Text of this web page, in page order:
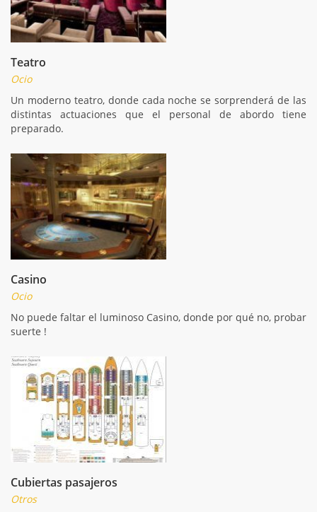
Teatro
Ocio
Un moderno teatro, donde cada noche se sorprenderá de las
distintas actuaciones que el personal de abordo tiene
preparado.
Casino
Ocio
No puede faltar el luminoso Casino, donde por qué no, probar
suerte !
Cubiertas pasajeros
Otros